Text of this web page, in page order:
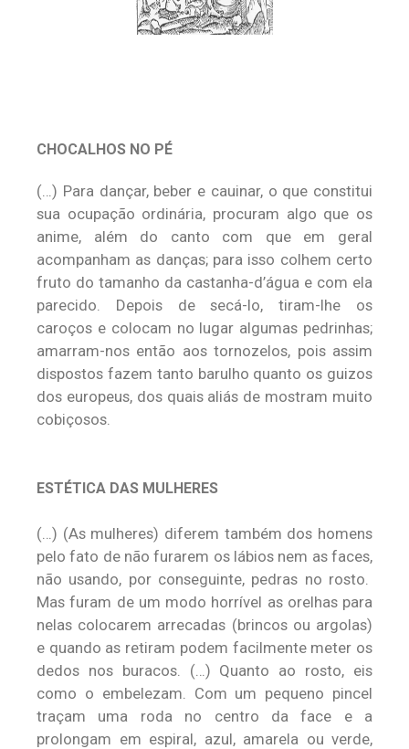
CHOCALHOS NO PÉ
(…) Para dançar, beber e cauinar, o que constitui
sua ocupação ordinária, procuram algo que os
anime, além do canto com que em geral
acompanham as danças; para isso colhem certo
fruto do tamanho da castanha-d’água e com ela
parecido. Depois de secá-lo, tiram-lhe os
caroços e colocam no lugar algumas pedrinhas;
amarram-nos então aos tornozelos, pois assim
dispostos fazem tanto barulho quanto os guizos
dos europeus, dos quais aliás de mostram muito
cobiçosos.
ESTÉTICA DAS MULHERES
(…) (As mulheres) diferem também dos homens
pelo fato de não furarem os lábios nem as faces,
não usando, por conseguinte, pedras no rosto.
Mas furam de um modo horrível as orelhas para
nelas colocarem arrecadas (brincos ou argolas)
e quando as retiram podem facilmente meter os
dedos nos buracos. (…) Quanto ao rosto, eis
como o embelezam. Com um pequeno pincel
traçam uma roda no centro da face e a
prolongam em espiral, azul, amarela ou verde,